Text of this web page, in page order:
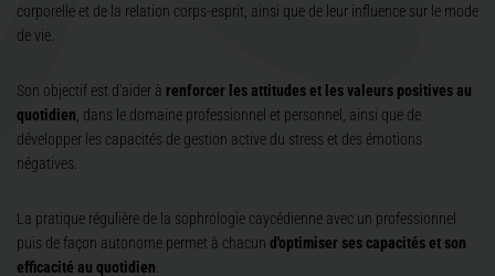
corporelle et de la relation corps-esprit, ainsi que de leur influence sur le mode
de vie.
Son objectif est d'aider à renforcer les attitudes et les valeurs positives au
quotidien , dans le domaine professionnel et personnel, ainsi que de
développer les capacités de gestion active du stress et des émotions
négatives.
La pratique régulière de la sophrologie caycédienne avec un professionnel
puis de façon autonome permet à chacun d'optimiser ses capacités et son
efficacité au quotidien